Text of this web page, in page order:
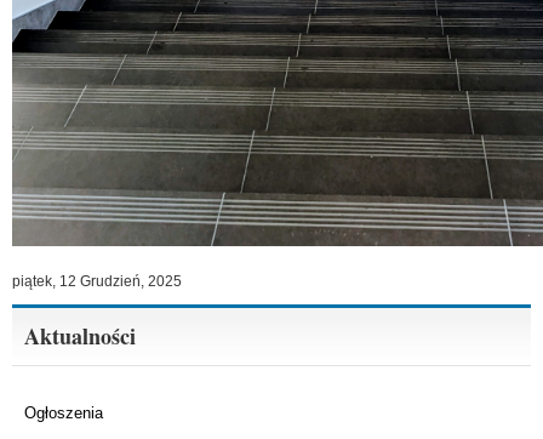
piątek, 12 Grudzień, 2025
Aktualności
Ogłoszenia